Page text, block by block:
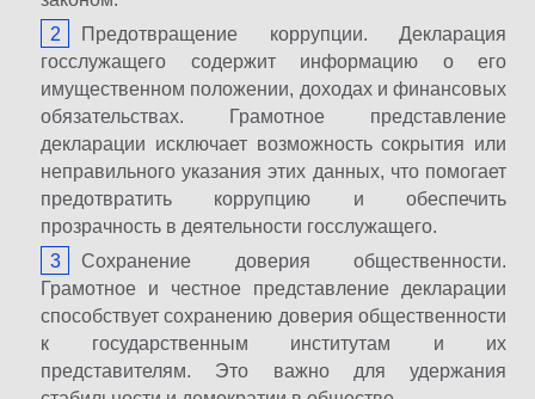
Предотвращение коррупции. Декларация
госслужащего содержит информацию о его
имущественном положении, доходах и финансовых
обязательствах. Грамотное представление
декларации исключает возможность сокрытия или
неправильного указания этих данных, что помогает
предотвратить коррупцию и обеспечить
прозрачность в деятельности госслужащего.
Сохранение доверия общественности.
Грамотное и честное представление декларации
способствует сохранению доверия общественности
к государственным институтам и их
представителям. Это важно для удержания